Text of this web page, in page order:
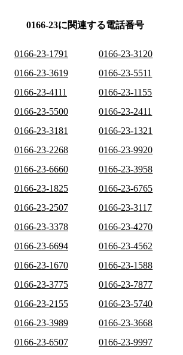
0166-23に関連する電話番号
0166-23-1791 0166-23-3120
0166-23-3619
0166-23-5511
0166-23-4111
0166-23-1155
0166-23-5500
0166-23-2411
0166-23-3181
0166-23-1321
0166-23-2268
0166-23-9920
0166-23-6660
0166-23-3958
0166-23-1825
0166-23-6765
0166-23-2507
0166-23-3117
0166-23-3378
0166-23-4270
0166-23-6694
0166-23-4562
0166-23-1670
0166-23-1588
0166-23-3775
0166-23-7877
0166-23-2155
0166-23-5740
0166-23-3989
0166-23-3668
0166-23-6507
0166-23-9997